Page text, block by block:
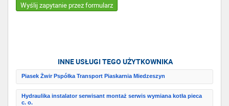
Wyślij zapytanie przez formularz
INNE USŁUGI TEGO UŻYTKOWNIKA
Piasek Żwir Pspółka Transport Piaskarnia Miedzeszyn
Hydraulika instalator serwisant montaż serwis wymiana kotła pieca
c. o.